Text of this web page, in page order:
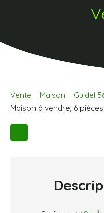
Vente Maison
Guidel
Maison à vendre, 6